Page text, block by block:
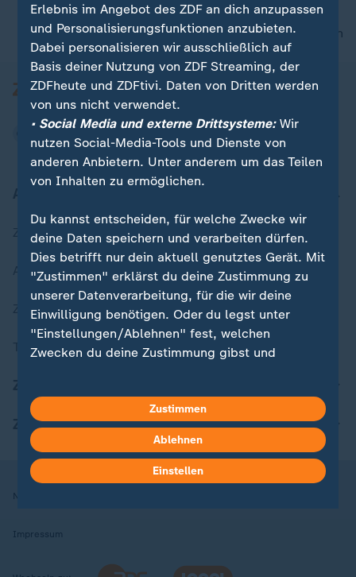
nach oben
Zuletzt veröffentlicht
Aktuelle Sendungs-Videos
ZDFheute Stories
Themen im Überblick
ZDFheute Apps
Nutzungsbedingungen
Impressum
Erlebnis im Angebot des ZDF an dich anzupassen
und Personalisierungsfunktionen anzubieten.
Dabei personalisieren wir ausschließlich auf
Basis deiner Nutzung von ZDF Streaming, der
ZDFheute und ZDFtivi. Daten von Dritten werden
von uns nicht verwendet.
• Social Media und externe Drittsysteme:Wir
nutzen Social-Media-Tools und Dienste von
anderen Anbietern. Unter anderem um das Teilen
von Inhalten zu ermöglichen.
Du kannst entscheiden, für welche Zwecke wir
deine Daten speichern und verarbeiten dürfen.
Dies betrifft nur dein aktuell genutztes Gerät. Mit
"Zustimmen" erklärst du deine Zustimmung zu
unserer Datenverarbeitung, für die wir deine
Einwilligung benötigen. Oder du legst unter
"Einstellungen/Ablehnen" fest, welchen
Zwecken du deine Zustimmung gibst und
in deinen Einstellungen widerrufen oder ändern.
Hier findest du das Impressum.
Weitere Informationen findest du in unserer
Datenschutzerklärung.
Zustimmen
Ablehnen
Einstellen